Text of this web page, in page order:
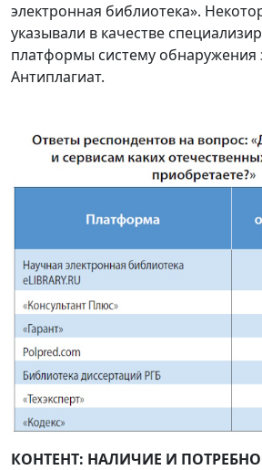
электронная библиотека».
указывали в качестве
платформы систему обнаружения
Антиплагиат.
КОНТЕНТ: НАЛИЧИЕ И